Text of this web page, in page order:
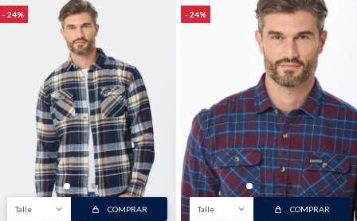
24
Talle COMPRAR
24
Talle COMPRAR
Buzos Pantalones
Camperas Chalecos